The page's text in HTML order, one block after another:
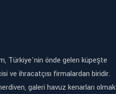
Türkiye'nin önde gelen küpeşte
ve ihracatçısı firmalardan biridir.
galeri havuz kenarları olmak